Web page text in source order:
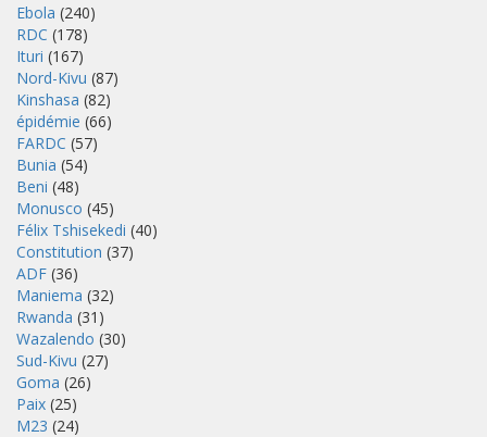
Ebola (240)
RDC (178)
Ituri (167)
Nord-Kivu (87)
Kinshasa (82)
épidémie (66)
FARDC (57)
Bunia (54)
Beni (48)
Monusco (45)
Félix Tshisekedi (40)
Constitution (37)
ADF (36)
Maniema (32)
Rwanda (31)
Wazalendo (30)
Sud-Kivu (27)
Goma (26)
Paix (25)
M23 (24)